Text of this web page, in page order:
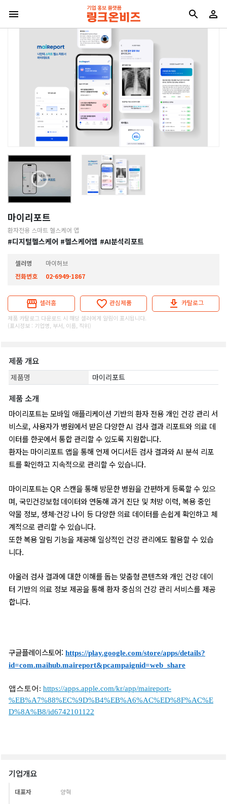
마이리포트
환자전용 스마트 헬스케어 앱
#디지털헬스케어 #헬스케어앱 #AI분석리포트
셀러명
마이허브
전화번호
02-6949-1867
셀러홈 관심제품 카탈로그
제품 카탈로그 다운로드 시 해당 셀러에게 알림이 표시됩니다.
(표시정보 : 기업명, 부서, 이름, 직위)
제품 개요
제품명 마이리포트
제품 소개
기업개요
대표자 양혁